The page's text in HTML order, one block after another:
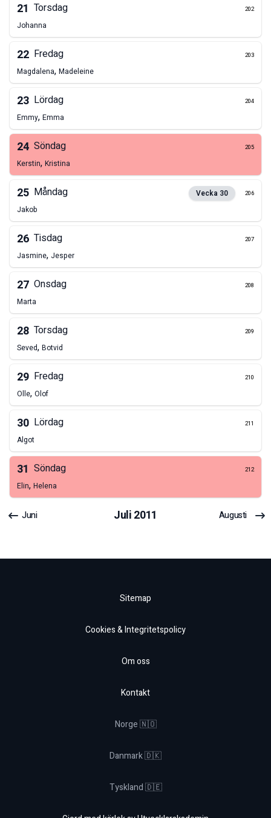
21 Torsdag 202
Johanna
22 Fredag 203
Magdalena, Madeleine
23 Lördag 204
Emmy, Emma
24 Söndag 205
Kerstin, Kristina
25 Måndag Vecka 30 206
Jakob
26 Tisdag 207
Jasmine, Jesper
27 Onsdag 208
Marta
28 Torsdag 209
Seved, Botvid
29 Fredag 210
Olle, Olof
30 Lördag 211
Algot
31 Söndag 212
Elin, Helena
Juni Juli2011 Augusti
Sitemap
Cookies & Integritetspolicy
Om oss
Kontakt
Norge 🇳🇴
Danmark 🇩🇰
Tyskland 🇩🇪